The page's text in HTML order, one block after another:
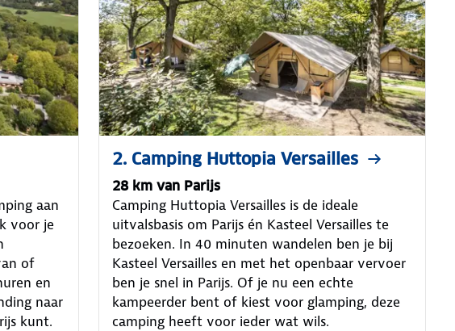
aan
voor je
of
en
naar
kunt.
2. Camping Huttopia Versailles
28 km van Parijs
Camping Huttopia Versailles is de ideale
uitvalsbasis om Parijs én Kasteel Versailles te
bezoeken. In 40 minuten wandelen ben je bij
Kasteel Versailles en met het openbaar vervoer
ben je snel in Parijs. Of je nu een echte
kampeerder bent of kiest voor glamping, deze
camping heeft voor ieder wat wils.